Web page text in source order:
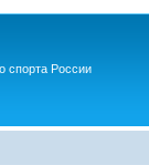
спорта России